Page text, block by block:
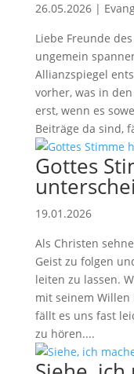
26.05.2026|
Liebe Freunde
ungemein
Allianzspiegel
vorher, was in
erst, wenn es
Beiträge da sind,
Gottes
19.01.2026
Als Christen
Geist zu folgen
leiten zu lassen.
mit seinem Willen
fällt es uns fast
zu hören....